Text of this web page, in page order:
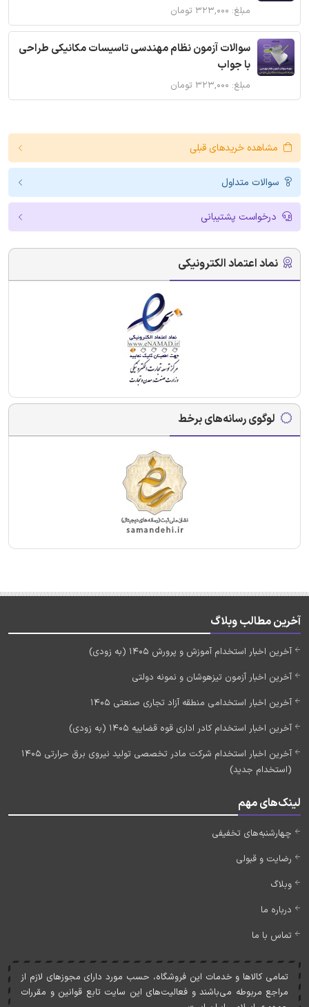
مبلغ: ۳۲۳,۰۰۰ تومان
سوالات آزمون نظام مهندسی تاسیسات مکانیکی طراحی
با جواب
مبلغ: ۳۲۳,۰۰۰ تومان
مشاهده خریدهای قبلی
سوالات متداول
درخواست پشتیبانی
نماد اعتماد الکترونیکی
لوگوی رسانه‌های برخط
آخرین مطالب وبلاگ
آخرین اخبار استخدام آموزش و پرورش 1405 (به زودی)
آخرین اخبار آزمون تیزهوشان و نمونه دولتی
آخرین اخبار استخدامی منطقه آزاد تجاری صنعتی 1405
آخرین اخبار استخدام کادر اداری قوه قضاییه 1405 (به زودی)
آخرین اخبار استخدام شرکت مادر تخصصی تولید نیروی برق حرارتی 1405
(استخدام جدید)
لینک‌های مهم
چهارشنبه‌های تخفیفی
رضایت و قبولی
وبلاگ
درباره ما
تماس با ما
تمامی کالاها و خدمات اين فروشگاه، حسب مورد دارای مجوزهای لازم از
مراجع مربوطه می‌باشند و فعاليت‌های اين سايت تابع قوانين و مقررات